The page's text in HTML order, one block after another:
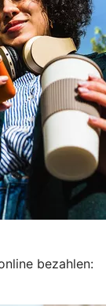
bezahlen: